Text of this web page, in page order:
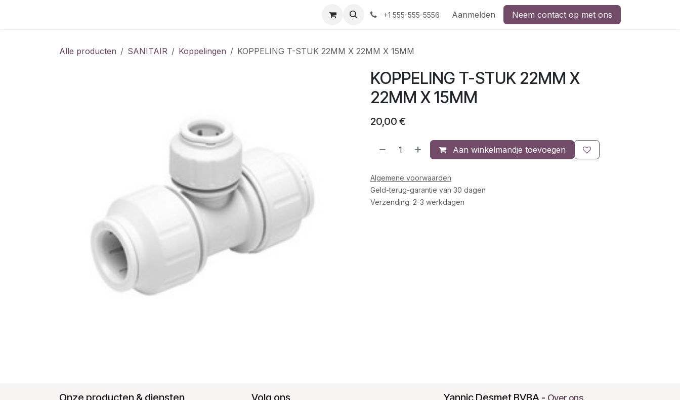
+1 555-555-5556 Aanmelden Neem contact op met ons
Alle producten SANITAIR Koppelingen KOPPELING T-STUK 22MM X 22MM X 15MM
KOPPELING T-STUK 22MM X
22MM X 15MM
20,00 €
Aan winkelmandje toevoegen
Algemene voorwaarden
Geld-terug-garantie van 30 dagen
Verzending: 2-3 werkdagen